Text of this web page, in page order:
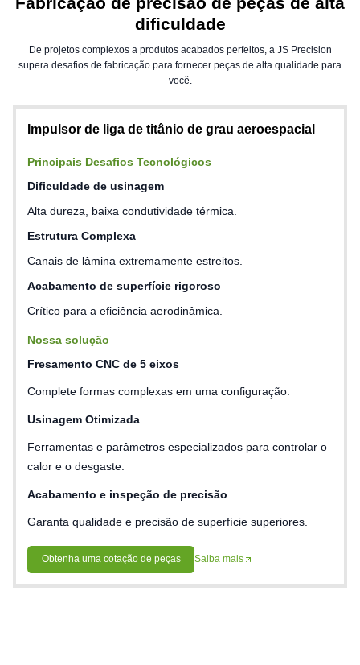
Capacidade de produção Mais de 50 fresadoras CNC
dificuldade
De projetos complexos a produtos acabados perfeitos, a JS Precision
supera desafios de fabricação para fornecer peças de alta qualidade para
você.
Impulsor de liga de titânio de grau aeroespacial
Principais Desafios Tecnológicos
Dificuldade de usinagem
Alta dureza, baixa condutividade térmica.
Estrutura Complexa
Canais de lâmina extremamente estreitos.
Acabamento de superfície rigoroso
Crítico para a eficiência aerodinâmica.
Nossa solução
Fresamento CNC de 5 eixos
Complete formas complexas em uma configuração.
Usinagem Otimizada
Ferramentas e parâmetros especializados para controlar o
calor e o desgaste.
Acabamento e inspeção de precisão
Garanta qualidade e precisão de superfície superiores.
Obtenha uma cotação de peças Saiba mais